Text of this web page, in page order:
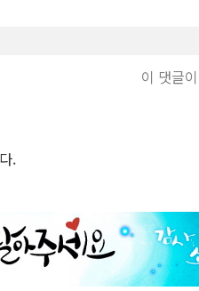
이 댓글이
.